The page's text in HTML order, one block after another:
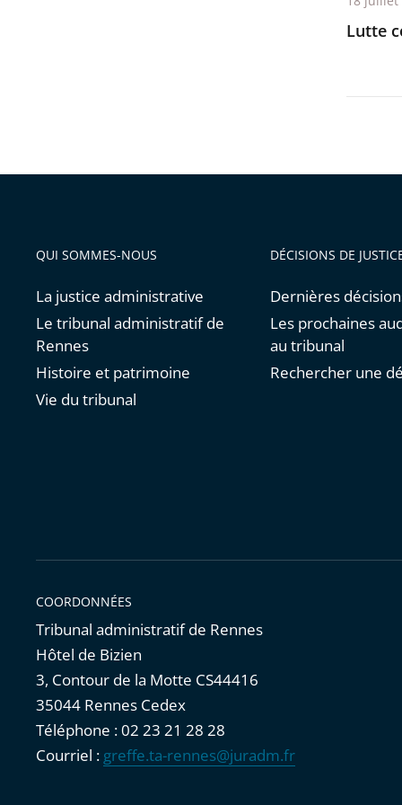
Lutte
QUI SOMMES-NOUS
La justice administrative
Le tribunal administratif de
Rennes
Histoire et patrimoine
Vie du tribunal
DÉCISIONS DE
Dernières
Les prochaines
au tribunal
Rechercher une
COORDONNÉES
Tribunal administratif de Rennes
Hôtel de Bizien
3, Contour de la Motte CS44416
35044 Rennes Cedex
Téléphone : 02 23 21 28 28
Courriel : greffe.ta-rennes@juradm.fr